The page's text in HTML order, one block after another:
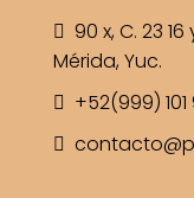
90 x, C. 23
Mérida, Yuc.
+52(999) 101